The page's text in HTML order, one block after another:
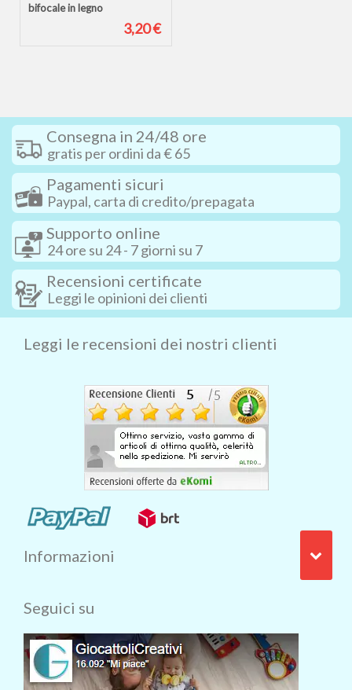
bifocale in legno
3,20 €
Consegna in 24/48 ore
gratis per ordini da € 65
Pagamenti sicuri
Paypal, carta di credito/prepagata
Supporto online
24 ore su 24 - 7 giorni su 7
Recensioni certificate
Leggi le opinioni dei clienti
Leggi le recensioni dei nostri clienti
Informazioni
Seguici su